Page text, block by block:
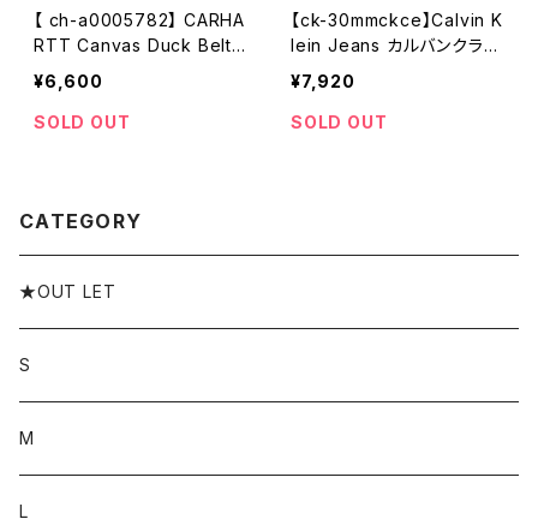
【 ch-a0005782】 CARHA
RTT Canvas Duck Belt
キャンバスダックベルト ワ
ークベルト ブラウン ブラッ
ク アメカジ メンズ 大きめ
¥6,600
SOLD OUT
【ck-30mmckce】Calvin K
lein Jeans カルバンクライ
ン ジーンズ メンズ レザー
ベルト CKロゴ バックル レ
ザー ベルト リバーシブル メ
¥7,920
SOLD OUT
CATEGORY
★OUT LET
S
M
L